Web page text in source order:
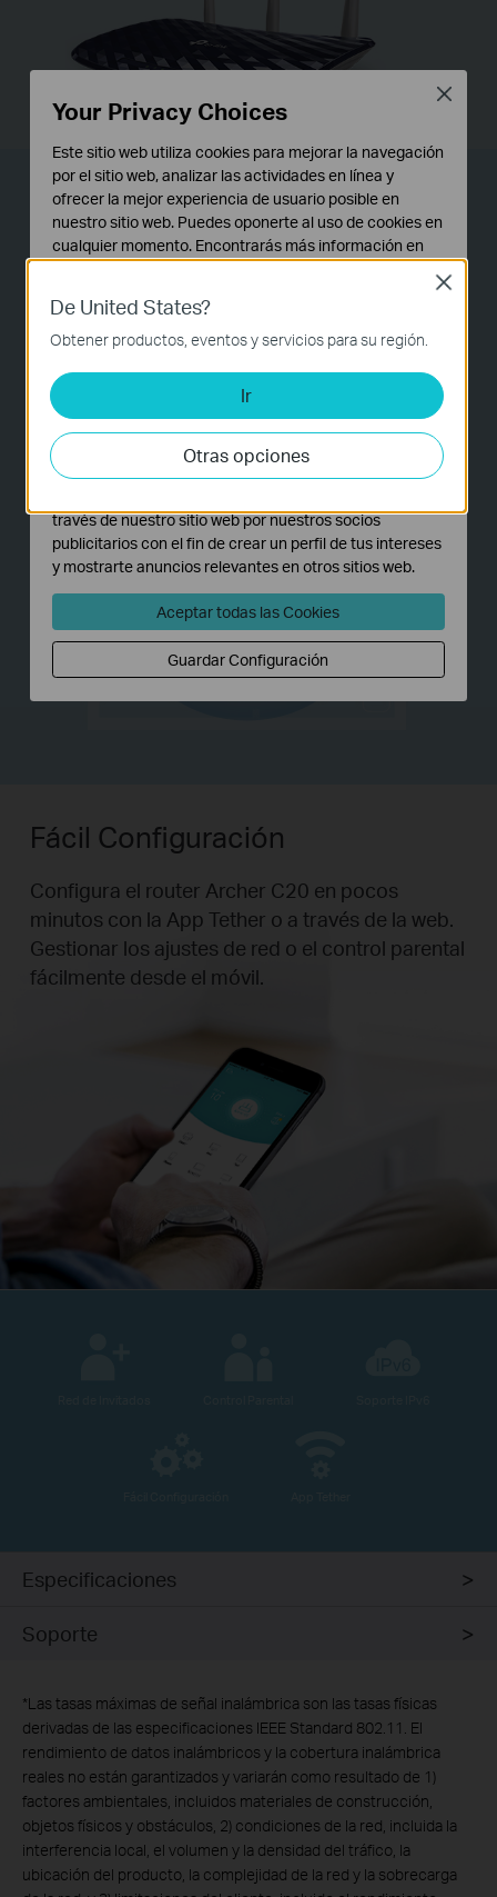
Amplía tu Cobertura
Gracias a las potentes 3 antenas crean señales
Wi-Fi fuertes que llegan más lejos atravesando
obstáculos para tener una señal estable en
todas direcciones con amplia cobertura.
Fácil Configuración
Configura el router Archer C20 en pocos
minutos con la App Tether o a través de la web.
Gestionar los ajustes de red o el control parental
fácilmente desde el móvil.
Especificaciones
Soporte
*Las tasas máximas de señal inalámbrica son las tasas físicas
derivadas de las especificaciones IEEE Standard 802.11. El
rendimiento de datos inalámbricos y la cobertura inalámbrica
reales no están garantizados y variarán como resultado de 1)
factores ambientales, incluidos materiales de construcción,
objetos físicos y obstáculos, 2) condiciones de la red, incluida la
interferencia local, el volumen y la densidad del tráfico, la
ubicación del producto, la complejidad de la red y la sobrecarga
De United States?
Obtener productos, eventos y servicios para su región.
Ir
Otras opciones
Close
Your Privacy Choices
Este sitio web utiliza cookies para mejorar la navegación
por el sitio web, analizar las actividades en línea y
ofrecer la mejor experiencia de usuario posible en
nuestro sitio web. Puedes oponerte al uso de cookies en
cualquier momento. Encontrarás más información en
Cookies Básicas
Estas cookies son necesarias para el funcionamiento
del sitio web y no pueden desactivarse en tu sistema.
Cookies de Análisis y de Marketing
Las cookies de análisis nos permiten analizar tus
actividades en nuestro sitio web con el fin de mejorar y
adaptar la funcionalidad del mismo.
través de nuestro sitio web por nuestros socios
publicitarios con el fin de crear un perfil de tus intereses
y mostrarte anuncios relevantes en otros sitios web.
Aceptar todas las Cookies
Guardar Configuración
Close